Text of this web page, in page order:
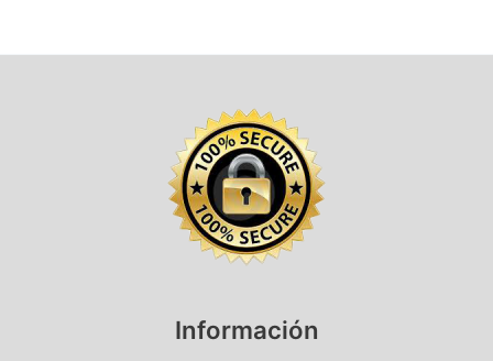
Información